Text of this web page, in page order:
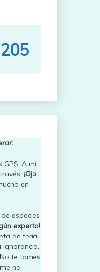
GPS. A mí
¡Ojo
en
especies
experto!
de feria.
ignorancia,
te tomes
he